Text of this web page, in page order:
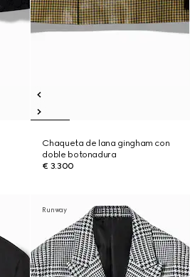
Chaqueta de lana gingham con
doble botonadura
€ 3.300
Runway